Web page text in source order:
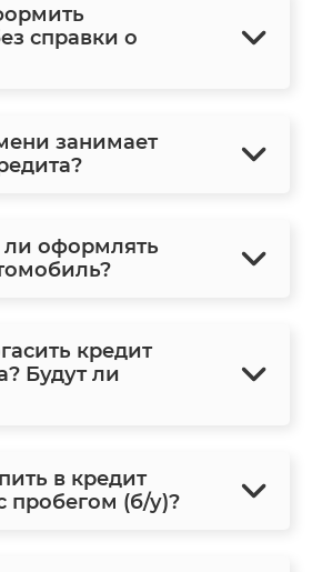
справки о
занимает
ли оформлять
кредит
Будут ли
в кредит
пробегом (б/у)?